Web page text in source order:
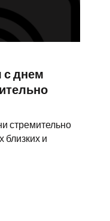
с днем
стремительно
близких и